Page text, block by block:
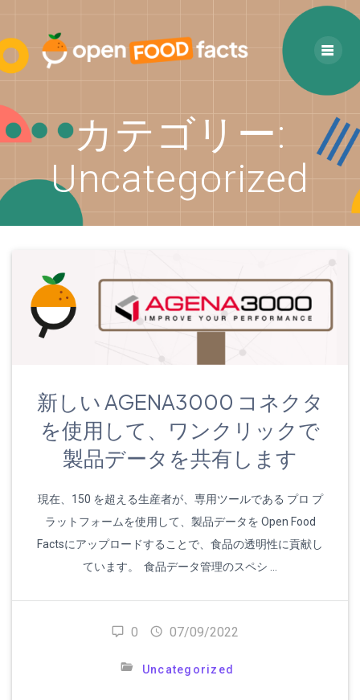
content
カテゴリー:
Uncategorized
新しい AGENA3000 コネクタ
を使用して、ワンクリックで
製品データを共有します
現在、150 を超える生産者が、専用ツールである プロ プ
ラットフォームを使用して、製品データを Open Food
Factsにアップロードすることで、食品の透明性に貢献し
ています。 食品データ管理のスペシ …
0 07/09/2022
Uncategorized